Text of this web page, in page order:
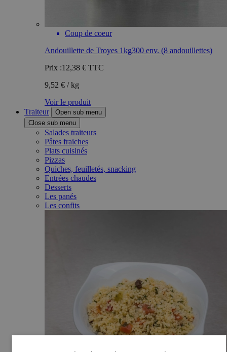
Coup de coeur
Andouillette de Troyes 1kg300 env. (8 andouillettes)
Prix :12,38 € TTC
9,52 € / kg
Voir le produit
Traiteur
Open sub menu
Close sub menu
Salades traiteurs
Pâtes fraiches
Plats cuisinés
Pizzas
Quiches, feuilletés, snacking
Entrées chaudes
Desserts
Les panés
Les confits